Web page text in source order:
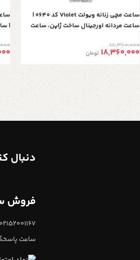
ساعت مچی زنانه ویولت Violet کد 0640 |
ساعت مردانه اورجینال ساخت ژاپن، ساعت
موتوره، صفحه سرمه ای
18,360,000
18,360,000 تومان
|
دنبال
فروش
02152001167 | 09126863208
ساعت پاسخگویی: